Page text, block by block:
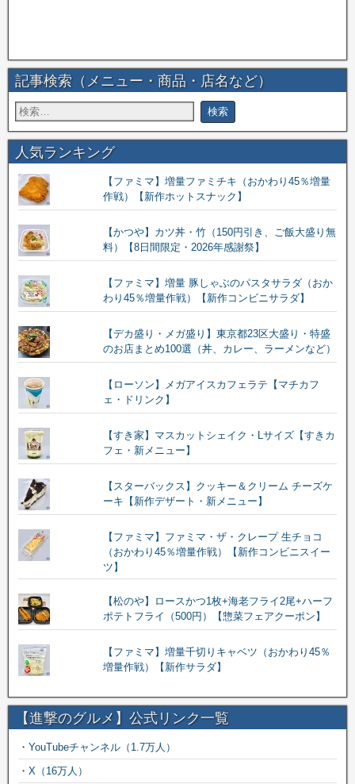
記事検索（メニュー・商品・店名など）
人気ランキング
【ファミマ】増量ファミチキ（おかわり45％増量
作戦）【新作ホットスナック】
【かつや】カツ丼・竹（150円引き、ご飯大盛り無
料）【8日間限定・2026年感謝祭】
【ファミマ】増量 豚しゃぶのパスタサラダ（おか
わり45％増量作戦）【新作コンビニサラダ】
【デカ盛り・メガ盛り】東京都23区大盛り・特盛
のお店まとめ100選（丼、カレー、ラーメンなど）
【ローソン】メガアイスカフェラテ【マチカフ
ェ・ドリンク】
【すき家】マスカットシェイク・Lサイズ【すきカ
フェ・新メニュー】
【スターバックス】クッキー＆クリーム チーズケ
ーキ【新作デザート・新メニュー】
【ファミマ】ファミマ・ザ・クレープ 生チョコ
（おかわり45％増量作戦）【新作コンビニスイー
ツ】
【松のや】ロースかつ1枚+海老フライ2尾+ハーフ
ポテトフライ（500円）【惣菜フェアクーポン】
【ファミマ】増量千切りキャベツ（おかわり45％
増量作戦）【新作サラダ】
【進撃のグルメ】公式リンク一覧
・ YouTubeチャンネル（1.7万人）
・ X（16万人）